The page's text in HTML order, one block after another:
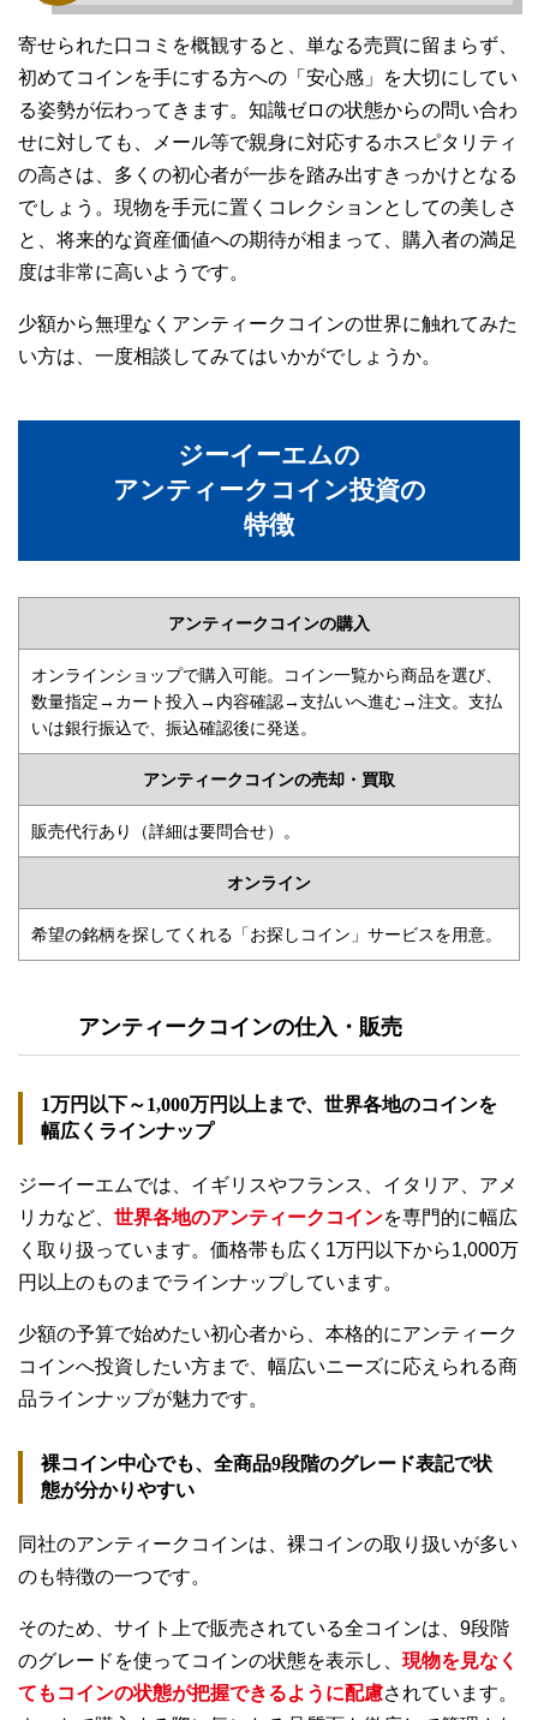
寄せられた口コミを概観すると、単なる売買に留まらず、
初めてコインを手にする方への「安心感」を大切にしてい
る姿勢が伝わってきます。知識ゼロの状態からの問い合わ
せに対しても、メール等で親身に対応するホスピタリティ
の高さは、多くの初心者が一歩を踏み出すきっかけとなる
でしょう。現物を手元に置くコレクションとしての美しさ
と、将来的な資産価値への期待が相まって、購入者の満足
度は非常に高いようです。
少額から無理なくアンティークコインの世界に触れてみた
い方は、一度相談してみてはいかがでしょうか。
ジーイーエムの
アンティークコイン投資の
特徴
アンティークコインの購入
オンラインショップで購入可能。コイン一覧から商品を選び、
数量指定→カート投入→内容確認→支払いへ進む→注文。支払
いは銀行振込で、振込確認後に発送。
アンティークコインの売却・買取
販売代行あり（詳細は要問合せ）。
オンライン
希望の銘柄を探してくれる「お探しコイン」サービスを用意。
アンティークコインの仕入・販売
1万円以下～1,000万円以上まで、世界各地のコインを
幅広くラインナップ
ジーイーエムでは、イギリスやフランス、イタリア、アメ
リカなど、 世界各地のアンティークコインを専門的に幅広
く取り扱っています。価格帯も広く1万円以下から1,000万
円以上のものまでラインナップしています。
少額の予算で始めたい初心者から、本格的にアンティーク
コインへ投資したい方まで、幅広いニーズに応えられる商
品ラインナップが魅力です。
裸コイン中心でも、全商品9段階のグレード表記で状
態が分かりやすい
同社のアンティークコインは、裸コインの取り扱いが多い
のも特徴の一つです。
そのため、サイト上で販売されている全コインは、9段階
のグレードを使ってコインの状態を表示し、 現物を見なく
てもコインの状態が把握できるように配慮されています。